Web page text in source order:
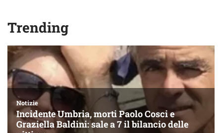
Trending